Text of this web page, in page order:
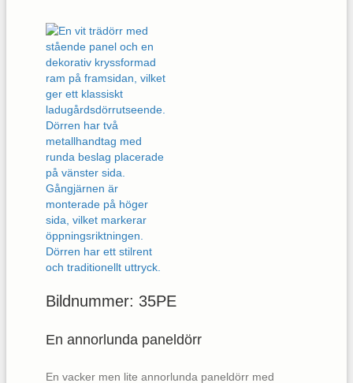
Bildnummer: 35PE
En annorlunda paneldörr
En vacker men lite annorlunda paneldörr med